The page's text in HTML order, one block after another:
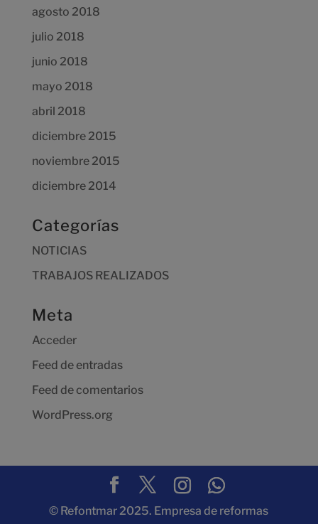
agosto 2018
julio 2018
junio 2018
mayo 2018
abril 2018
diciembre 2015
noviembre 2015
diciembre 2014
Categorías
NOTICIAS
TRABAJOS REALIZADOS
Meta
Acceder
Feed de entradas
Feed de comentarios
WordPress.org
© Refontmar 2025. Empresa de reformas